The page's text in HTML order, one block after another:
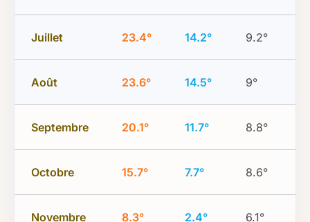
Juillet 23.4° 14.2° 9.2°
Août 23.6° 14.5° 9°
Septembre 20.1° 11.7° 8.8°
Octobre 15.7° 7.7° 8.6°
Novembre 8.3° 2.4° 6.1°